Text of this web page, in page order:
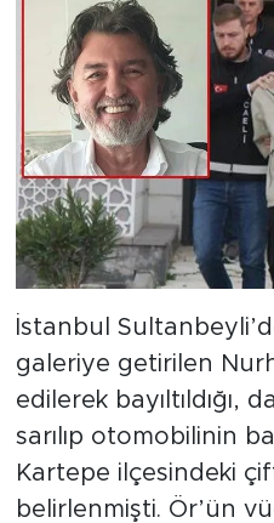
İstanbul
galeriye getirilen
edilerek bayıltıldığı,
sarılıp otomobilinin
Kartepe ilçesindeki
belirlenmişti. Ör’ün